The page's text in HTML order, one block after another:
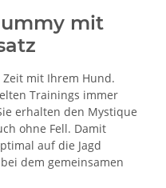
mit
Zeit mit Ihrem Hund.
Trainings immer
erhalten den Mystique
ohne Fell. Damit
auf die Jagd
dem gemeinsamen